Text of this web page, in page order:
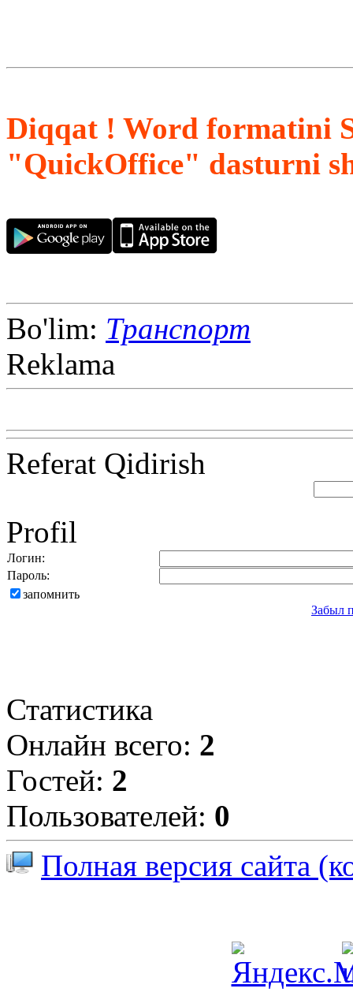
Diqqat ! Word formatini
"QuickOffice" dasturni
Bo'lim: Транспорт
Reklama
Referat Qidirish
Profil
Логин:
Пароль:
запомнить
Забыл
Статистика
Онлайн всего: 2
Гостей: 2
Пользователей: 0
Полная версия сайта